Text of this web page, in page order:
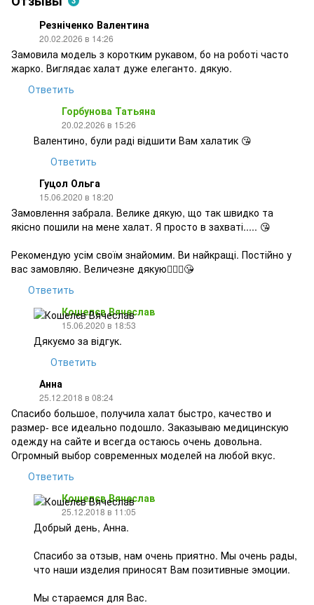
Резніченко Валентина
20.02.2026 в 14:26
Замовила модель з коротким рукавом, бо на роботі часто
жарко. Виглядає халат дуже елеганто. дякую.
Ответить
Горбунова Татьяна
20.02.2026 в 15:26
Валентино, були раді відшити Вам халатик 😘
Ответить
Гуцол Ольга
15.06.2020 в 18:20
Замовлення забрала. Велике дякую, що так швидко та
якісно пошили на мене халат. Я просто в захваті..... 😘
Рекомендую усім своїм знайомим. Ви найкращі. Постійно у
вас замовляю. Величезне дякую👩🏼‍⚕️😘
Ответить
Кошелєв Вячеслав
15.06.2020 в 18:53
Дякуємо за відгук.
Ответить
Анна
25.12.2018 в 08:24
Спасибо большое, получила халат быстро, качество и
размер- все идеально подошло. Заказываю медицинскую
одежду на сайте и всегда остаюсь очень довольна.
Огромный выбор современных моделей на любой вкус.
Ответить
Кошелєв Вячеслав
25.12.2018 в 11:05
Добрый день, Анна.
Спасибо за отзыв, нам очень приятно. Мы очень рады,
что наши изделия приносят Вам позитивные эмоции.
Мы стараемся для Вас.